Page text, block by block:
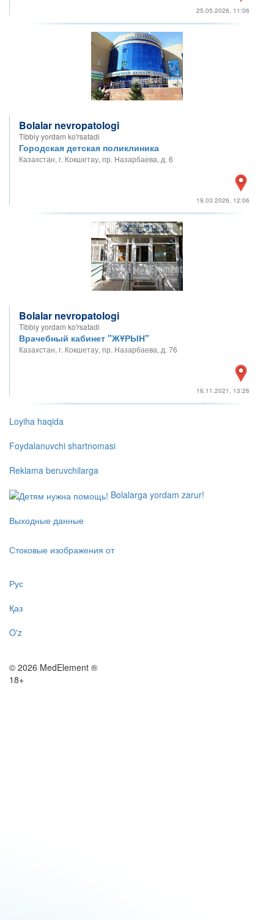
25.05.2026, 11:06
Bolalar nevropatologi
Tibbiy yordam ko'rsatadi
Городская детская поликлиника
Казахстан, г. Кокшетау, пр. Назарбаева, д. 6
19.03.2026, 12:06
Bolalar nevropatologi
Tibbiy yordam ko'rsatadi
Врачебный кабинет "ЖҰРЫН"
Казахстан, г. Кокшетау, пр. Назарбаева, д. 76
16.11.2021, 13:26
Loyiha haqida
Foydalanuvchi shartnomasi
Reklama beruvchilarga
Bolalarga yordam zarur!
Выходные данные
Стоковые изображения от
Рус
Қаз
O'z
© 2026 MedElement ®
18+